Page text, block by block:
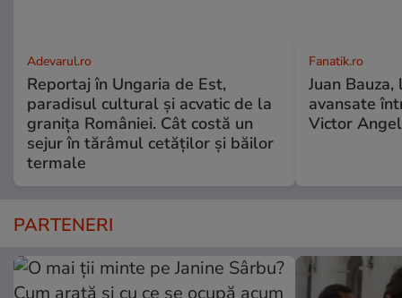
Adevarul.ro
Reportaj în Ungaria de Est,
paradisul cultural și acvatic de la
granița României. Cât costă un
sejur în tărâmul cetăților și băilor
termale
Fanatik.ro
Juan
avansate
Victor
PARTENERI